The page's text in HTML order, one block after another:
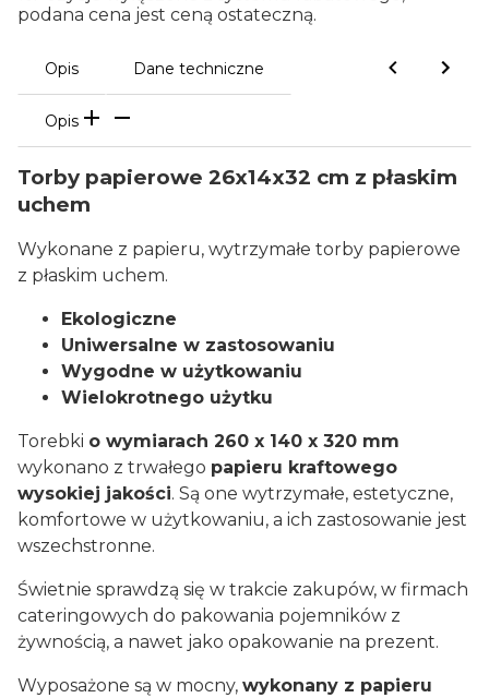
podana cena jest ceną ostateczną.
Opis Dane techniczne
Opis
Torby papierowe 26x14x32 cm z płaskim
uchem
Wykonane z papieru, wytrzymałe torby papierowe
z płaskim uchem.
Ekologiczne
Uniwersalne w zastosowaniu
Wygodne w użytkowaniu
Wielokrotnego użytku
Torebki o wymiarach 260 x 140 x 320 mm
wykonano z trwałego papieru kraftowego
wysokiej jakości. Są one wytrzymałe, estetyczne,
komfortowe w użytkowaniu, a ich zastosowanie jest
wszechstronne.
Świetnie sprawdzą się w trakcie zakupów, w firmach
cateringowych do pakowania pojemników z
żywnością, a nawet jako opakowanie na prezent.
Wyposażone są w mocny, wykonany z papieru